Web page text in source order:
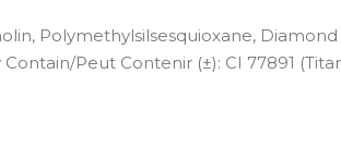
Polymethylsilsesquioxane,
Peut Contenir (±): CI 77891